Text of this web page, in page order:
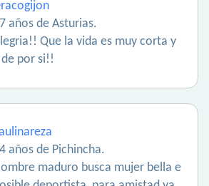
años de Asturias.
Que la vida es muy corta y
por si!!
años de Pichincha.
maduro busca mujer bella e